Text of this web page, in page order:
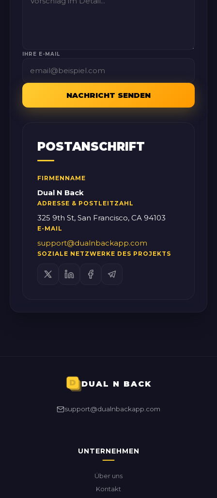
IHRE E-MAIL
NACHRICHT SENDEN
POSTANSCHRIFT
FIRMENNAME
Dual N Back
ADRESSE & POSTLEITZAHL
325 9th St, San Francisco, CA 94103
E-MAIL
support@dualnbackapp.com
SOZIALE NETZWERKE DES PROJEKTS
DUAL N BACK
support@dualnbackapp.com
UNTERNEHMEN
Über uns
Kontakt